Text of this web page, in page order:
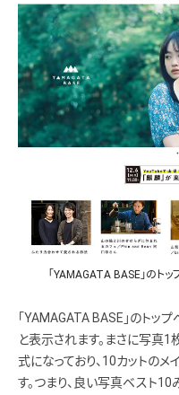
「YAMAGATA BASE」のト
「YAMAGATA BASE」のトッ
と表示されます。まさに写真1
式になっており、10カットの
す。つまり、良い写真ベスト